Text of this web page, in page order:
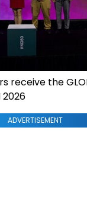
receive the
2026
ADVERTISEMENT